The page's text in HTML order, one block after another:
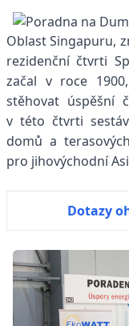
Oblast Singapuru,
rezidenční čtvrti
začal v roce
stěhovat úspěšní
v této čtvrti
domů a
pro jihovýchodní
Dotazy